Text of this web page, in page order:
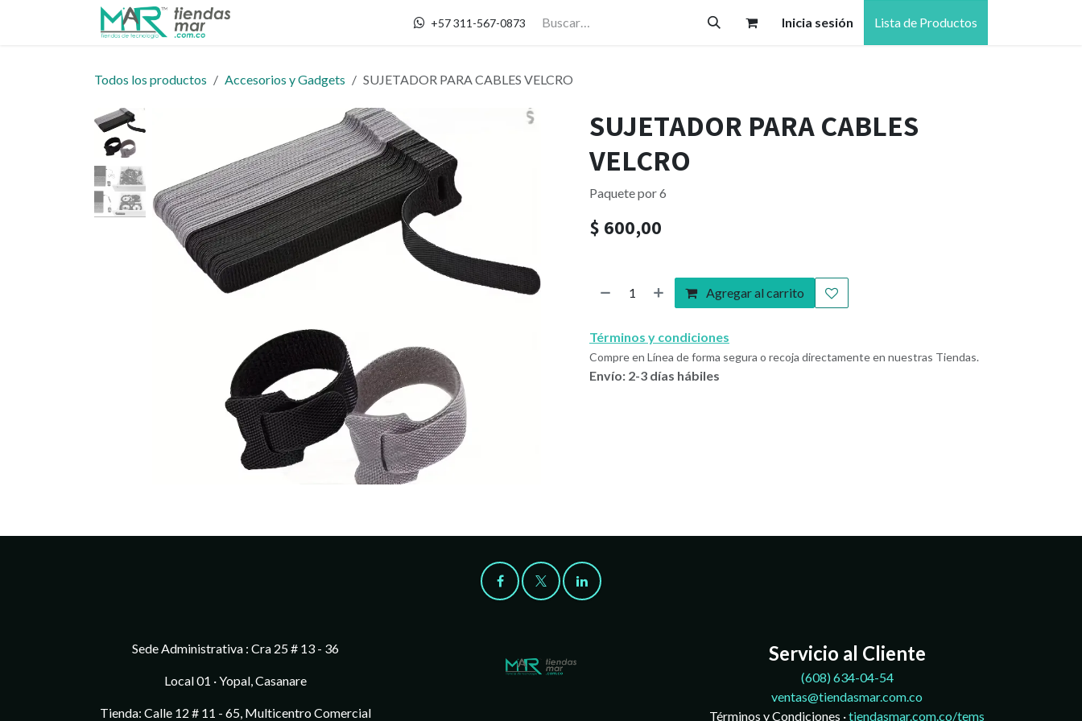
Contáctanos +57 311-567-0873 Inicia sesión Lista de Productos
Todos los productos Accesorios y Gadgets SUJETADOR PARA CABLES VELCRO
SUJETADOR PARA CABLES
VELCRO
Paquete por 6
$ 600,00
Agregar al carrito
Términos y condiciones
Compre en Línea de forma segura o recoja directamente en nuestras Tiendas.
Envío: 2-3 días hábiles
Sede Administrativa : Cra 25 # 13 - 36
Local 01 · Yopal, Casanare
Tienda: Calle 12 # 11 - 65, Multicentro Comercial
Servicio al Cliente
(608) 634-04-54
ventas@tiendasmar.com.co
Términos y Condiciones ·tiendasmar.com.co/tems